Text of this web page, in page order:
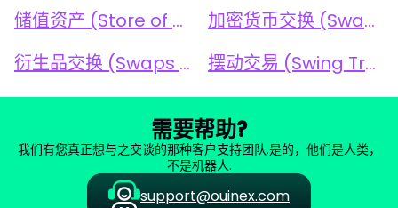
储值资产 (Store of Value)
加密货币交换 (Swap)
衍生品交换 (Swaps for Derivatives)
摆动交易 (Swing Trading)
需要帮助?
我们有您真正想与之交谈的那种客户支持团队.是的，他们是人类，
不是机器人.
support@ouinex.com